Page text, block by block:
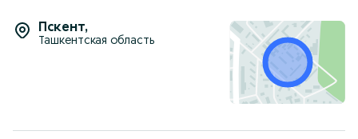
Пскент,
Ташкентская область